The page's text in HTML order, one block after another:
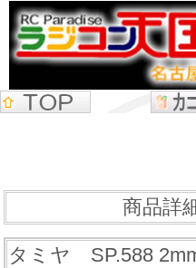
商品詳
タミヤ SP.588